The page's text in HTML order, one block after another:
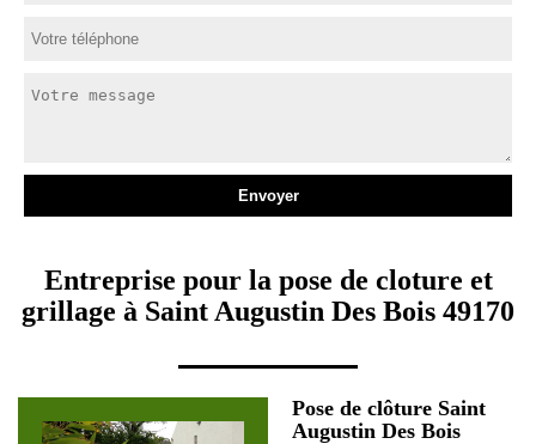
Entreprise pour la pose de cloture et
grillage à Saint Augustin Des Bois 49170
Pose de clôture Saint
Augustin Des Bois